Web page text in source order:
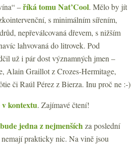
–říká tomu Nat’Cool. Mělo by jít
s minimálním sířením,
nepřeválcovaná dřevem, s nižším
lahvovaná do litrovek. Pod
už i pár dost významných jmen –
Alain Graillot z Crozes-Hermitage,
či Raúl Pérez z Bierza. Inu proč ne :-)
v kontextu. Zajímavé čtení!
jedna z nejmenšíchza poslední
prakticky nic. Na vině jsou